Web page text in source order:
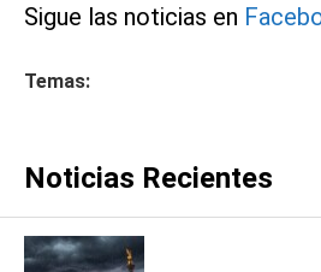
Sigue las noticias en
Temas:
Noticias Recientes